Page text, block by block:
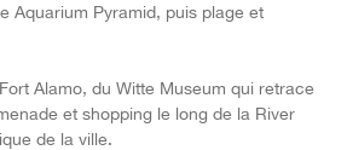
Aquarium Pyramid, puis plage et
Alamo, du Witte Museum qui retrace
et shopping le long de la River
de la ville.